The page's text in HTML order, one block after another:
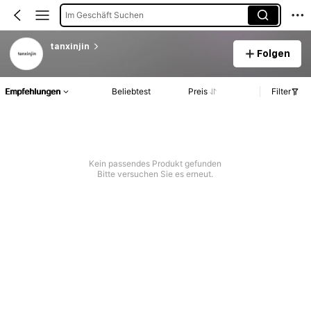
Im Geschäft Suchen
tanxinjin
Folgen
Empfehlungen Beliebtest Preis Filter
Kein passendes Produkt gefunden
Bitte versuchen Sie es erneut.